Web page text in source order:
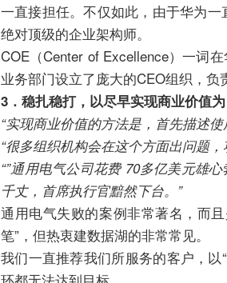
一直接担任。不仅如此，由于华为
绝对顶级的企业架构师。
COE（Center of Excellence）一词
业务部门设立了庞大的CEO组织，
3 ． 稳扎稳打，以尽早实现商业价值
“实现商业价值的方法是，首先描述
“很多组织机构会在这个方面出问题
“”通用电气公司花费 70多亿美元雄
千丈，首席执行官黯然下台。”
通用电气失败的案例非常著名，而
笔”，但热衷建数据湖的非常常见。
我们一直推荐我们所服务的客户，